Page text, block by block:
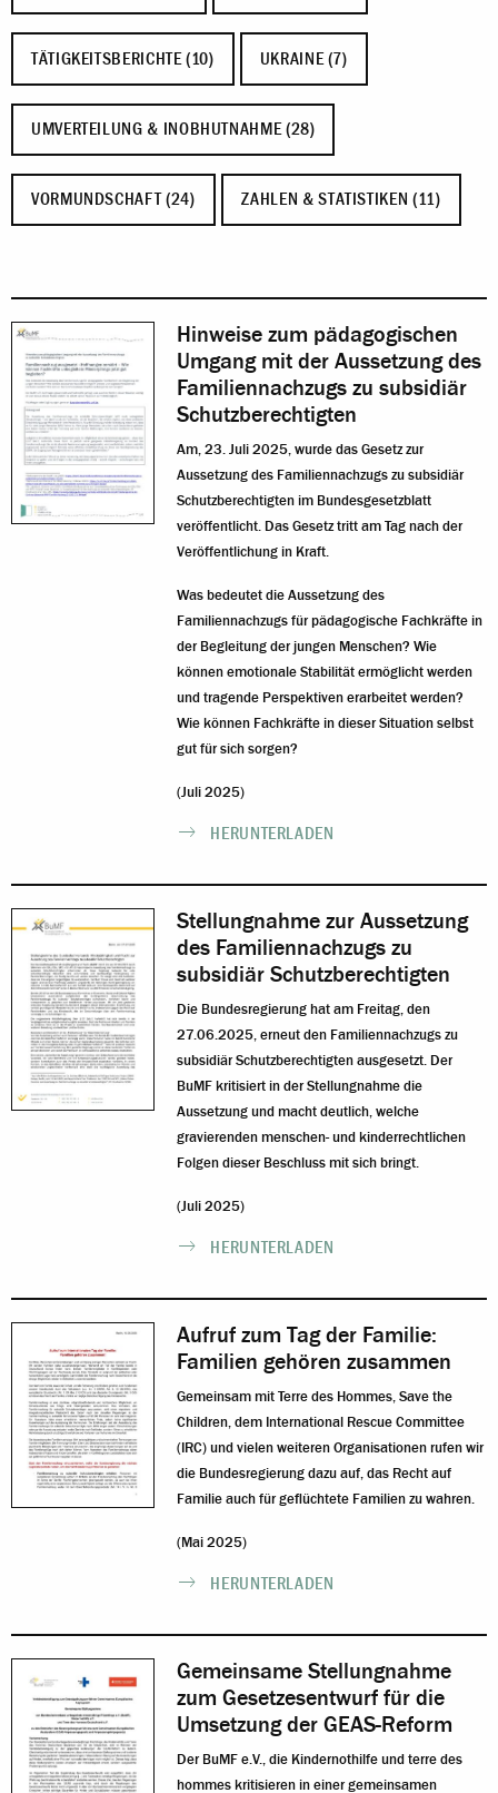
TÄTIGKEITSBERICHTE (10) UKRAINE (7)
UMVERTEILUNG & INOBHUTNAHME (28)
VORMUNDSCHAFT (24) ZAHLEN & STATISTIKEN (11)
Hinweise zum pädagogischen
Umgang mit der Aussetzung des
Familiennachzugs zu subsidiär
Schutzberechtigten
Am, 23. Juli 2025, wurde das Gesetz zur
Aussetzung des Familiennachzugs zu subsidiär
Schutzberechtigten im Bundesgesetzblatt
veröffentlicht. Das Gesetz tritt am Tag nach der
Veröffentlichung in Kraft.
Was bedeutet die Aussetzung des
Familiennachzugs für pädagogische Fachkräfte in
der Begleitung der jungen Menschen? Wie
können emotionale Stabilität ermöglicht werden
und tragende Perspektiven erarbeitet werden?
Wie können Fachkräfte in dieser Situation selbst
gut für sich sorgen?
(Juli 2025)
HERUNTERLADEN
Stellungnahme zur Aussetzung
des Familiennachzugs zu
subsidiär Schutzberechtigten
Die Bundesregierung hat am Freitag, den
27.06.2025, erneut den Familiennachzugs zu
subsidiär Schutzberechtigten ausgesetzt. Der
BuMF kritisiert in der Stellungnahme die
Aussetzung und macht deutlich, welche
gravierenden menschen- und kinderrechtlichen
Folgen dieser Beschluss mit sich bringt.
(Juli 2025)
HERUNTERLADEN
Aufruf zum Tag der Familie:
Familien gehören zusammen
Gemeinsam mit Terre des Hommes, Save the
Children, dem International Rescue Committee
(IRC) und vielen weiteren Organisationen rufen wir
die Bundesregierung dazu auf, das Recht auf
Familie auch für geflüchtete Familien zu wahren.
(Mai 2025)
HERUNTERLADEN
Gemeinsame Stellungnahme
zum Gesetzesentwurf für die
Umsetzung der GEAS-Reform
Der BuMF e.V., die Kindernothilfe und terre des
hommes kritisieren in einer gemeinsamen